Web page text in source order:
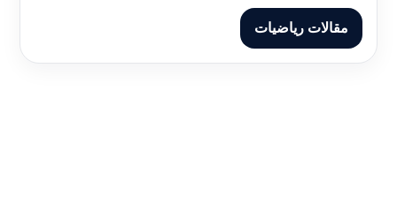
مقالات رياضيات